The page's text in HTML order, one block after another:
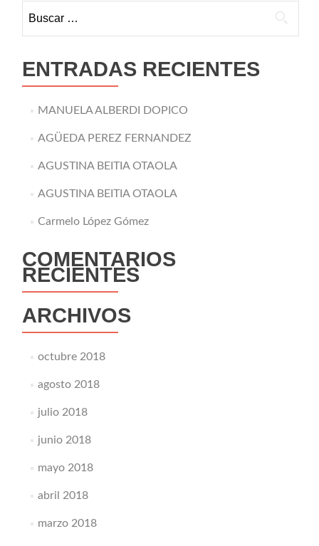
ENTRADAS RECIENTES
MANUELA ALBERDI DOPICO
AGÜEDA PEREZ FERNANDEZ
AGUSTINA BEITIA OTAOLA
AGUSTINA BEITIA OTAOLA
Carmelo López Gómez
COMENTARIOS
RECIENTES
ARCHIVOS
octubre 2018
agosto 2018
julio 2018
junio 2018
mayo 2018
abril 2018
marzo 2018